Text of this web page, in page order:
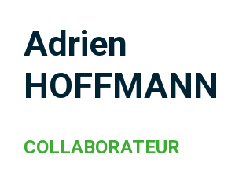
Adrien
HOFFMANN
COLLABORATEUR